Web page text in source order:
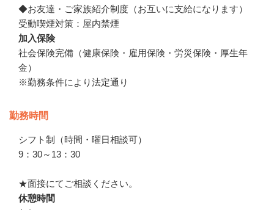
◆お友達・ご家族紹介制度（お互いに支給になります）
受動喫煙対策：屋内禁煙
加入保険
社会保険完備（健康保険・雇用保険・労災保険・厚生年
金）
※勤務条件により法定通り
勤務時間
シフト制（時間・曜日相談可）
9：30～13：30
★面接にてご相談ください。
休憩時間